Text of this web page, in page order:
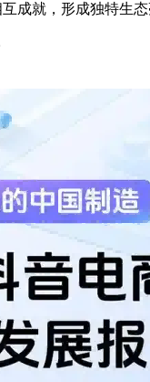
成就，形成独特生